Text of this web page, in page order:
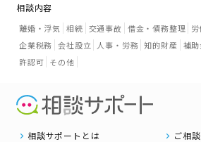
相談内容
離婚・浮気 相続 交通事故 借金・債務整理
企業税務 会社設立 人事・労務 知的財産 補
許認可 その他
相談サポートとは
ご相